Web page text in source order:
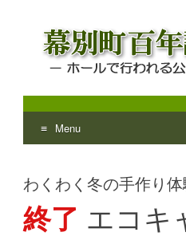
幕別町百
ホールで行われる公演や講
Menu
to
content
わくわく冬の手作り体
終了 エコキ